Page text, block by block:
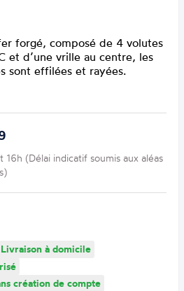
forgé, composé de 4 volutes
et d’une vrille au centre, les
sont effilées et rayées.
16h (Délai indicatif soumis aux aléas
Livraison à domicile
création de compte